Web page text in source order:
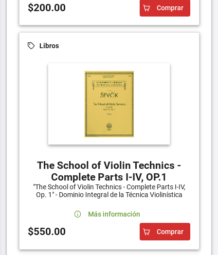
$200.00 Comprar
Libros
The School of Violin Technics -
Complete Parts I-IV, OP.1
"The School of Violin Technics - Complete Parts I-IV,
Op. 1" - Dominio Integral de la Técnica Violinística
Más información
$550.00 Comprar